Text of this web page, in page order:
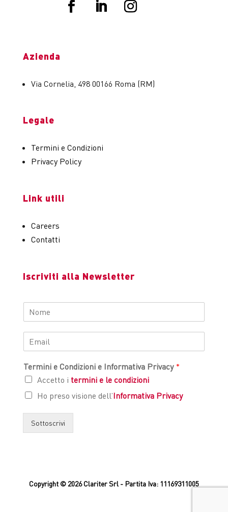
Azienda
Via Cornelia, 498 00166 Roma (RM)
Legale
Termini e Condizioni
Privacy Policy
Link utili
Careers
Contatti
Iscriviti alla Newsletter
Termini e Condizioni e Informativa Privacy *
Accetto i termini e le condizioni
Ho preso visione dell’Informativa Privacy
Sottoscrivi
Copyright © 2026 Clariter Srl - Partita Iva: 11169311005